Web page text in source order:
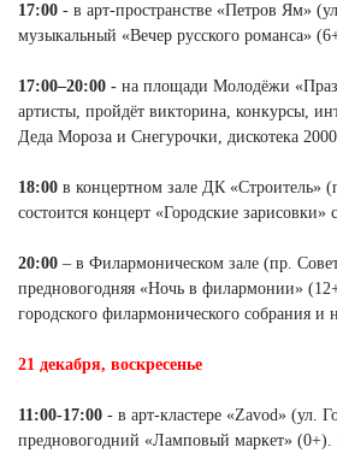
17:00 - в арт-пространстве «Петров Ям»
музыкальный «Вечер русского романса»
17:00–20:00 - на площади Молодёжи
артисты, пройдёт викторина, конкурсы,
Деда Мороза и Снегурочки, дискотека
18:00 в концертном зале ДК «Строитель»
состоится концерт «Городские
20:00 – в Филармоническом зале (пр.
предновогодняя «Ночь в филармонии»
городского филармонического собрания и
21 декабря, воскресенье
11:00-17:00 - в арт-кластере «Zavod» (ул.
предновогодний «Ламповый маркет» (0+).